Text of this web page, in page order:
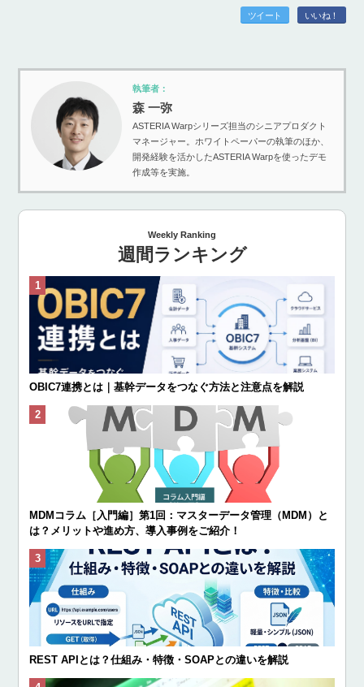
ツイート いいね！
執筆者：
森 一弥
ASTERIA Warpシリーズ担当のシニアプロダクト
マネージャー。ホワイトペーパーの執筆のほか、
開発経験を活かしたASTERIA Warpを使ったデモ
作成等を実施。
Weekly Ranking
週間ランキング
OBIC7連携とは｜基幹データをつなぐ方法と注意点を解説
MDMコラム［入門編］第1回：マスターデータ管理（MDM）と
は？メリットや進め方、導入事例をご紹介！
REST APIとは？仕組み・特徴・SOAPとの違いを解説